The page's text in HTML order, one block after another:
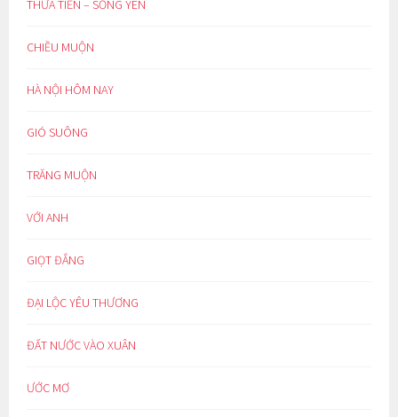
THỪA TIỀN – SỐNG YÊN
CHIỀU MUỘN
HÀ NỘI HÔM NAY
GIÓ SUÔNG
TRĂNG MUỘN
VỚI ANH
GIỌT ĐẮNG
ĐẠI LỘC YÊU THƯƠNG
ĐẤT NƯỚC VÀO XUÂN
ƯỚC MƠ